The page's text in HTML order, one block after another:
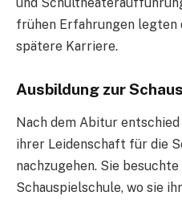
frühen Erfahrungen legten
spätere Karriere.
Ausbildung zur
Nach dem Abitur
ihrer Leidenschaft für die
nachzugehen. Sie
Schauspielschule, wo sie